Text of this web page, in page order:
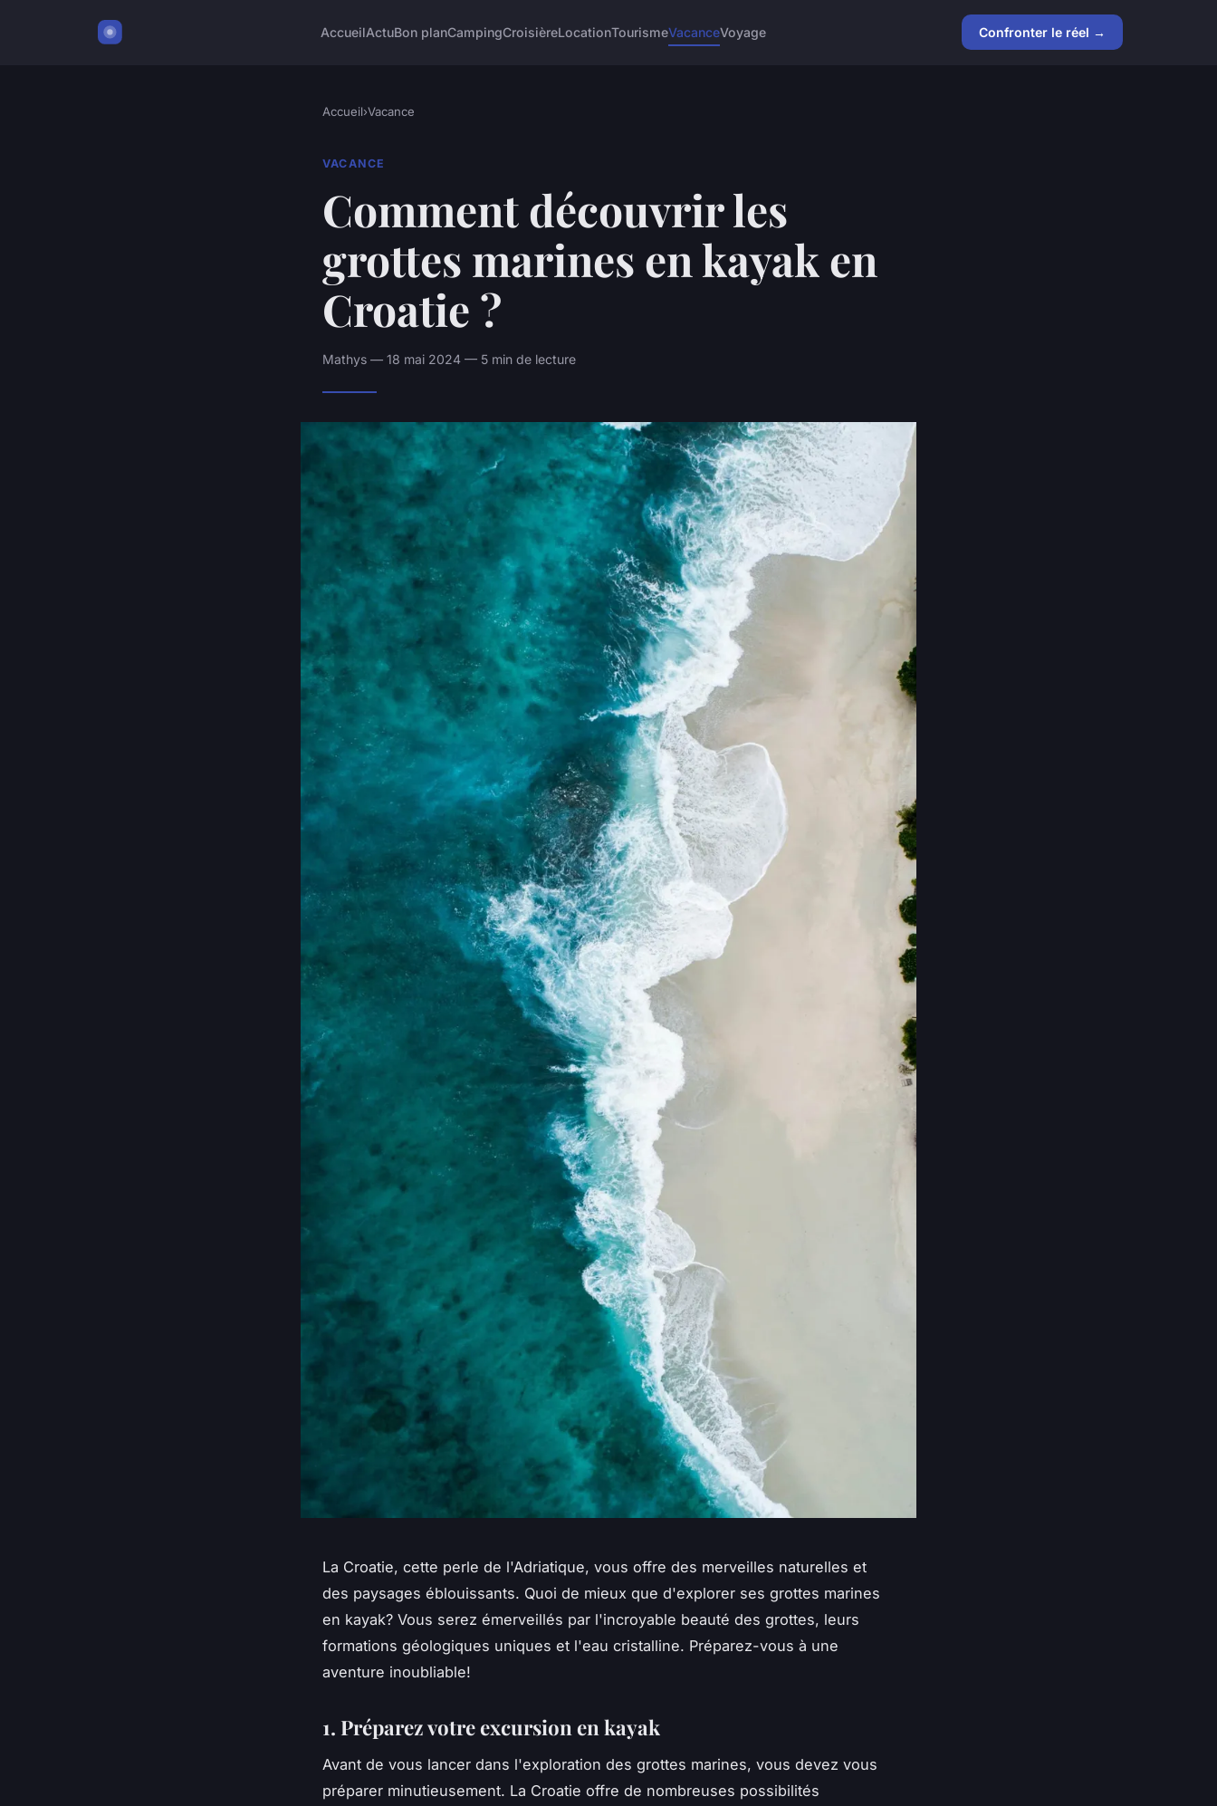
AccueilActuBon planCampingCroisièreLocationTourismeVacanceVoyage Confronter le réel →
Accueil›Vacance
VACANCE
Comment découvrir les
grottes marines en kayak en
Croatie ?
Mathys — 18 mai 2024 — 5 min de lecture
La Croatie, cette perle de l'Adriatique, vous offre des merveilles naturelles et
des paysages éblouissants. Quoi de mieux que d'explorer ses grottes marines
en kayak? Vous serez émerveillés par l'incroyable beauté des grottes, leurs
formations géologiques uniques et l'eau cristalline. Préparez-vous à une
aventure inoubliable!
1. Préparez votre excursion en kayak
Avant de vous lancer dans l'exploration des grottes marines, vous devez vous
préparer minutieusement. La Croatie offre de nombreuses possibilités